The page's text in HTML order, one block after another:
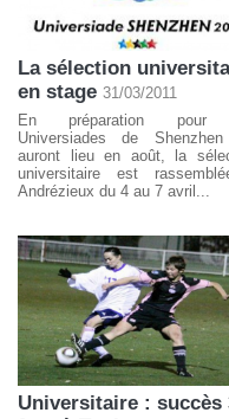
La sélection
en stage 31/03/2011
En préparation pour
Universiades de
auront lieu en août, la
universitaire est
Andrézieux du 4 au 7 avril...
Universitaire : succès